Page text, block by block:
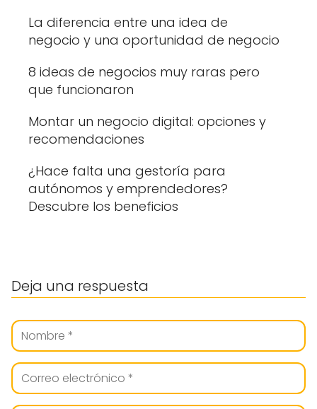
La diferencia entre una idea de
negocio y una oportunidad de negocio
8 ideas de negocios muy raras pero
que funcionaron
Montar un negocio digital: opciones y
recomendaciones
¿Hace falta una gestoría para
autónomos y emprendedores?
Descubre los beneficios
Deja una respuesta